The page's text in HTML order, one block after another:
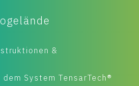
&
dem System TensarTech®